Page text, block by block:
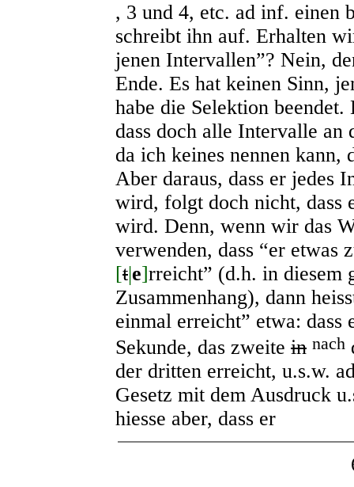
, 3 und 4, etc. ad inf. einen
schreibt ihn auf. Erhalten
jenen Intervallen”? Nein,
Ende. Es hat keinen Sinn,
habe die Selektion
dass doch alle Intervalle an
da ich keines nennen kann,
Aber daraus, dass er jedes
wird, folgt doch nicht, dass
wird. Denn, wenn wir das
verwenden, dass “er etwas
[t|e]rreicht” (d.h. in diesem
Zusammenhang), dann
einmal erreicht” etwa: dass
Sekunde, das zweite in nach
der dritten erreicht, u.s.w.
Gesetz mit dem Ausdruck
hiesse aber, dass er